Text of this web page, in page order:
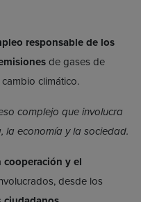
responsable de los
de gases de
climático.
complejo que involucra
la economía y la sociedad.
cooperación y el
desde los